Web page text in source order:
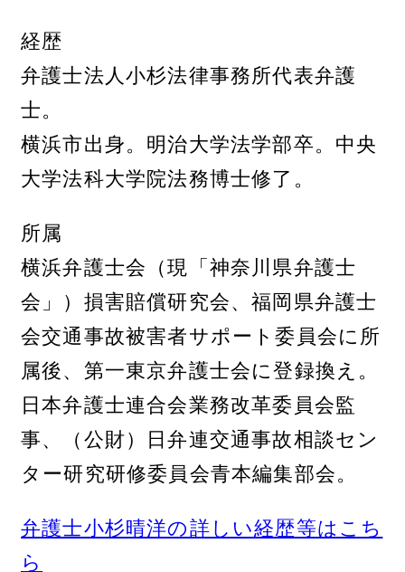
経歴
弁護士法人小杉法律事務所代表弁護
士。
横浜市出身。明治大学法学部卒。中央
大学法科大学院法務博士修了。
所属
横浜弁護士会（現「神奈川県弁護士
会」）損害賠償研究会、福岡県弁護士
会交通事故被害者サポート委員会に所
属後、第一東京弁護士会に登録換え。
日本弁護士連合会業務改革委員会監
事、（公財）日弁連交通事故相談セン
ター研究研修委員会青本編集部会。
弁護士小杉晴洋の詳しい経歴等はこち
ら